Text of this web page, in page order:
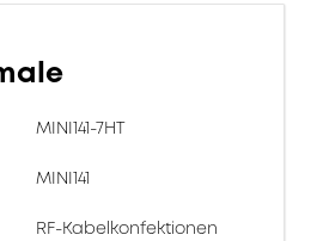
MINI141-7HT
MINI141
RF-Kabelkonfektionen